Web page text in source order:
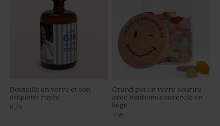
Bouteille en verre et son
étiquette rayée
8,49
Grand pot en verre sourire
avec bonbons couvercle en
liège
17,95